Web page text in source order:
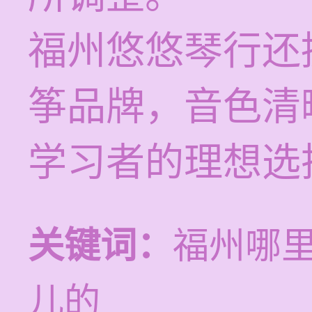
福州悠悠琴行
筝品牌，音色
学习者的理想选
关键词： 福州哪
儿的